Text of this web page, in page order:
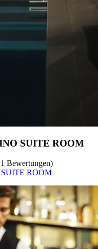
SUITE ROOM
Bewertungen)
ROOM